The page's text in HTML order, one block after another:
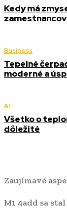
Kedy má
zamestnancov
Business
Tepelné
moderné a
AI
Všetko o
dôležité
Zaujímavé
M1 4add sa